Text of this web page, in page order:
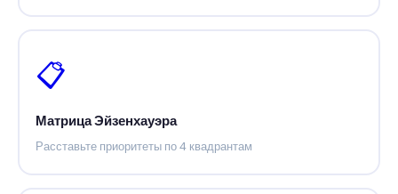
📋
Матрица Эйзенхауэра
Расставьте приоритеты по 4 квадрантам